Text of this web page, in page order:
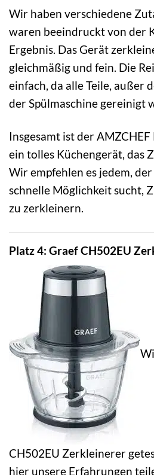
Wir haben verschiedene
waren beeindruckt von der
Ergebnis. Das Gerät
gleichmäßig und fein. Die
einfach, da alle Teile, außer
der Spülmaschine gereinigt
Insgesamt ist der
ein tolles Küchengerät, das
Wir empfehlen es jedem,
schnelle Möglichkeit sucht,
zu zerkleinern.
Platz 4: Graef CH502EU
CH502EU Zerkleinerer
hier unsere Erfahrungen